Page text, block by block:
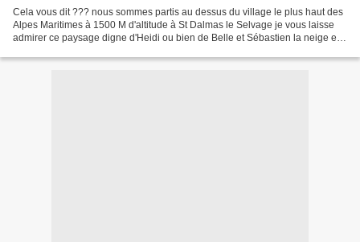
Cela vous dit ??? nous sommes partis au dessus du village le plus haut des
Alpes Maritimes à 1500 M d'altitude à St Dalmas le Selvage je vous laisse
admirer ce paysage digne d'Heidi ou bien de Belle et Sébastien la neige est